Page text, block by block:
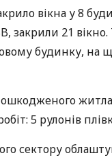
вікна у 8
закрили 21 вікно.
будинку, на
5 рулонів
сектору